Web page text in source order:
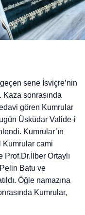
sene İsviçre’nin
sonrasında
gören Kumrular
Üsküdar Valide-i
Kumrular’ın
Kumrular cami
Ortaylı
Batu ve
Öğle namazına
Kumrular,